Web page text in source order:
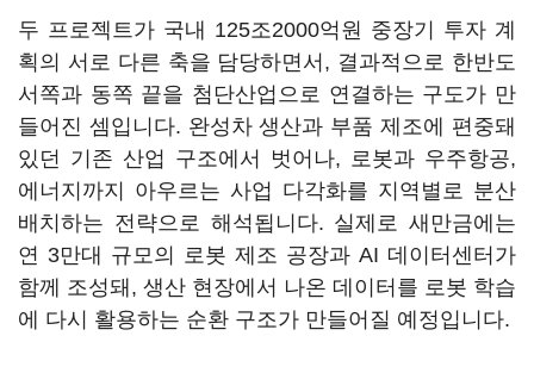
두 프로젝트가 국내 125조2000억원 중장기 투자 계
획의 서로 다른 축을 담당하면서, 결과적으로 한반도
서쪽과 동쪽 끝을 첨단산업으로 연결하는 구도가 만
들어진 셈입니다. 완성차 생산과 부품 제조에 편중돼
있던 기존 산업 구조에서 벗어나, 로봇과 우주항공,
에너지까지 아우르는 사업 다각화를 지역별로 분산
배치하는 전략으로 해석됩니다. 실제로 새만금에는
연 3만대 규모의 로봇 제조 공장과 AI 데이터센터가
함께 조성돼, 생산 현장에서 나온 데이터를 로봇 학습
에 다시 활용하는 순환 구조가 만들어질 예정입니다.